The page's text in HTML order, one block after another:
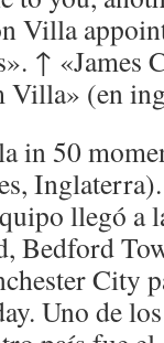
Villa
↑ «James
Villa» (en
in 50
llegó a
Bedford
City
Uno de